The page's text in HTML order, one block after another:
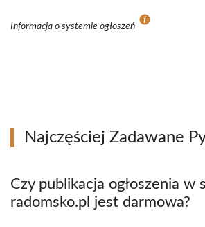
Informacja o systemie ogłoszeń
Najczęściej Zadawane
Czy publikacja ogłoszenia w
radomsko.pl jest darmowa?